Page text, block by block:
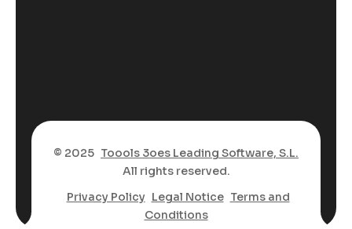
© 2025 Toools 3oes Leading Software, S.L.
All rights reserved.
Privacy Policy Legal Notice Terms and
Conditions